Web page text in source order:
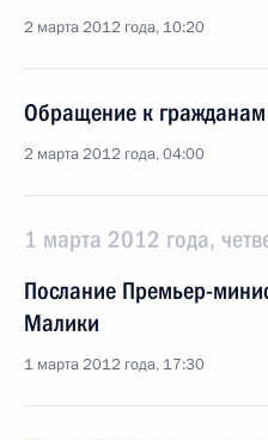
2 марта 2012 года, 10:20
Обращение к гражданам
2 марта 2012 года, 04:00
1 марта 2012 года,
Послание Премьер-
Малики
1 марта 2012 года, 17:30